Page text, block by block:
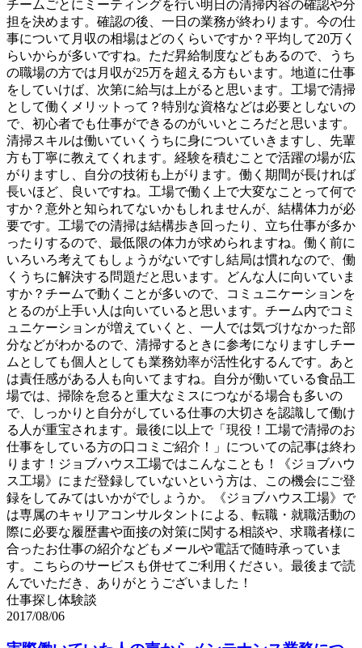
チームごとにミーティングを行い明日の清掃内容の確認や分
担を決めます。確認の後、一日の業務が終わります。今の仕
事について月収の相場はどのくらいですか？平均して20万く
らいからが多いですね。ただ昇給制度などもあるので、うち
の職場の方では月収が25万を超える方もいます。地道に仕事
をしていけば、次第に給与は上がると思います。工場で清掃
として働くメリットって？特別な資格などは必要としないの
で、初心者でも仕事ができるのがいいところだと思います。
清掃スキルは働いていくうちに身についていきますし、先輩
方も丁寧に教えてくれます。経験を積むことで活躍の場が広
がりますし、自分の技術も上がります。働く期間が長ければ
長いほど、良いですね。工場で働く上で大変なことって何で
すか？意外と知られてないかもしれませんが、結構体力が必
要です。工場での清掃は結構歩き回ったり、立ち仕事が多か
ったりするので、最低限の体力が求められますね。働く前に
いろいろ考えてもしょうがないですし結局は慣れなので、働
くうちに解決する問題だと思います。どんな人に向いていま
すか？チームで動くことが多いので、コミュニケーションを
とるのが上手い人は向いていると思います。チーム内でコミ
ュニケーションが増えていくと、一人では気づけなかった部
分などがわかるので、清掃するときに参考になりますしチー
ムとしても個人としても業務効率が活性化するんです。あと
は責任感がある人も向いてますね。自分が働いている食品工
場では、掃除を怠ると重大なミスにつながる場合も多いの
で、しっかりと自分がしている仕事の大切さを認識して働け
る人が重宝されます。最後に以上で「現役！工場で清掃のお
仕事をしている方の口コミご紹介！」についての記事は終わ
ります！ジョブハウス工場ではこんなことも！《ジョブハウ
ス工場》にまだ登録していないという方は、この機会にご登
録をしてみてはいかがでしょうか。《ジョブハウス工場》で
は専属のキャリアコンサルタントによる、転職・就職活動の
際に必要な履歴書や面接の対策に関する相談や、求職者様に
合ったお仕事の紹介などもメールや電話で随時承っていま
す。こちらのサービスも併せてご利用ください。最後まで読
んでいただき、ありがとうございました！
仕事探し体験談
2017/08/06